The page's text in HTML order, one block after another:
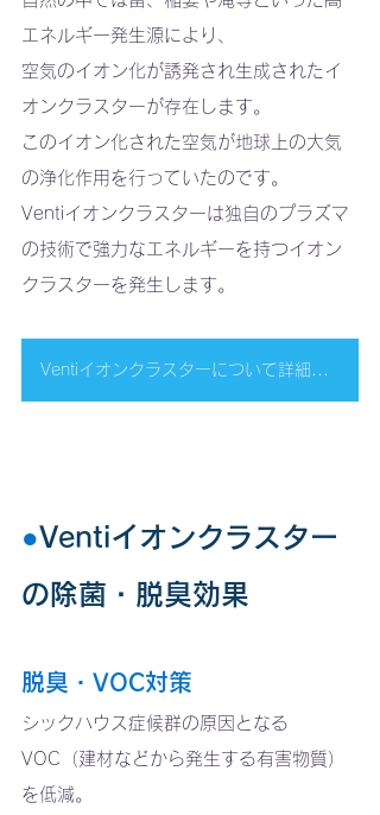
エネルギー発生源により、
空気のイオン化が誘発され生成されたイ
オンクラスターが存在します。
このイオン化された空気が地球上の大気
の浄化作用を行っていたのです。
Ventiイオンクラスターは独自のプラズマ
の技術で強力なエネルギーを持つイオン
クラスターを発生します。
Ventiイオンクラスターについて詳細はこちらへ
●Ventiイオンクラスター
の除菌・脱臭効果
脱臭・VOC対策
シックハウス症候群の原因となる
VOC（建材などから発生する有害物質）
を低減。